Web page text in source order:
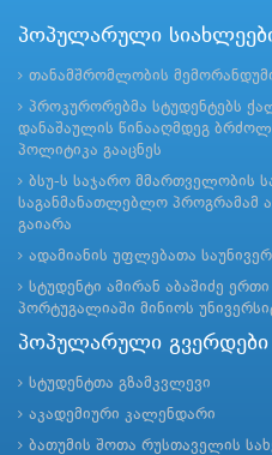
პოპულარული
თანამშრომლობის
პროკურორებმა სტუდენტებს
დანაშაულის წინააღმდეგ
პოლიტიკა გააცნეს
ბსუ-ს საჯარო მმართველობის
საგანმანათლებლო პროგრამამ
გაიარა
ადამიანის უფლებათა
სტუდენტი ამირან აბაშიძე
პორტუგალიაში მინიოს
პოპულარული გვერდები
სტუდენტთა გზამკვლევი
აკადემიური კალენდარი
ბათუმის შოთა რუსთაველის